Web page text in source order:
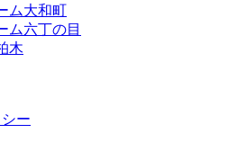
ム大和町
ム六丁の目
木
ー